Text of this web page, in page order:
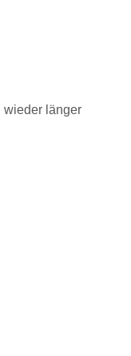
wieder länger